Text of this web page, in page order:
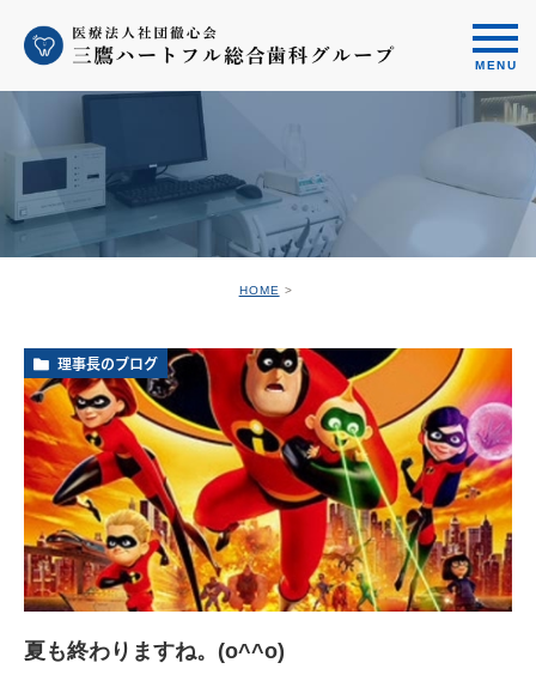
HOME
理事長のブログ
夏も終わりますね。(o^^o)